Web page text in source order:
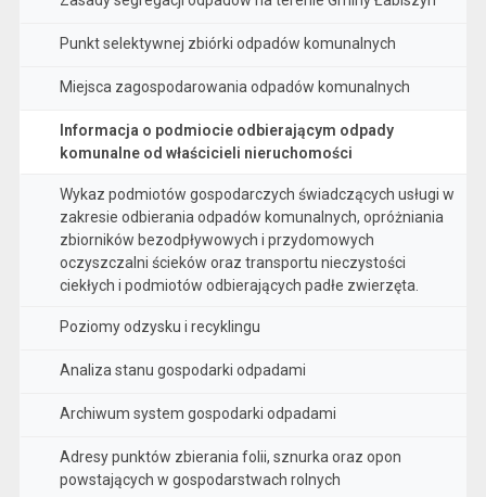
Punkt selektywnej zbiórki odpadów komunalnych
Miejsca zagospodarowania odpadów komunalnych
Informacja o podmiocie odbierającym odpady
komunalne od właścicieli nieruchomości
Wykaz podmiotów gospodarczych świadczących usługi w
zakresie odbierania odpadów komunalnych, opróżniania
zbiorników bezodpływowych i przydomowych
oczyszczalni ścieków oraz transportu nieczystości
ciekłych i podmiotów odbierających padłe zwierzęta.
Poziomy odzysku i recyklingu
Analiza stanu gospodarki odpadami
Archiwum system gospodarki odpadami
Adresy punktów zbierania folii, sznurka oraz opon
powstających w gospodarstwach rolnych